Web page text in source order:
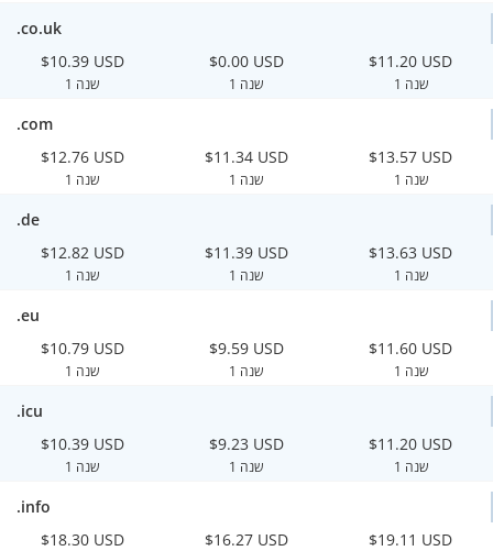
.co.uk
$10.39 USD
1 שנה
$0.00 USD
1 שנה
$11.20 USD
1 שנה
.com
$12.76 USD
1 שנה
$11.34 USD
1 שנה
$13.57 USD
1 שנה
.de
$12.82 USD
1 שנה
$11.39 USD
1 שנה
$13.63 USD
1 שנה
.eu
$10.79 USD
1 שנה
$9.59 USD
1 שנה
$11.60 USD
1 שנה
.icu
$10.39 USD
1 שנה
$9.23 USD
1 שנה
$11.20 USD
1 שנה
.info
$18.30 USD
$16.27 USD $19.11 USD